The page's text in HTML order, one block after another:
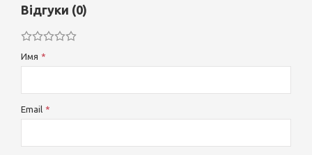
Відгуки (0)
Имя
Email